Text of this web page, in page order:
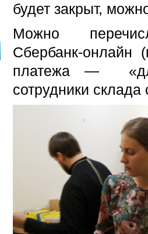
будет закрыт,
Можно
Сбербанк-
платежа —
сотрудники